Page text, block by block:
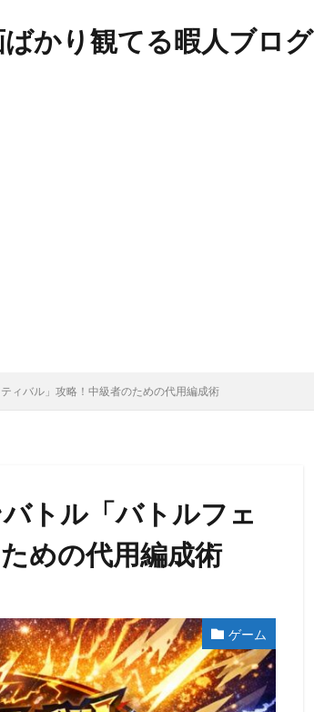
かり観てる暇人ブログ
ィバル」攻略！中級者のための代用編成術
トル「バトルフェ
めの代用編成術
ゲーム